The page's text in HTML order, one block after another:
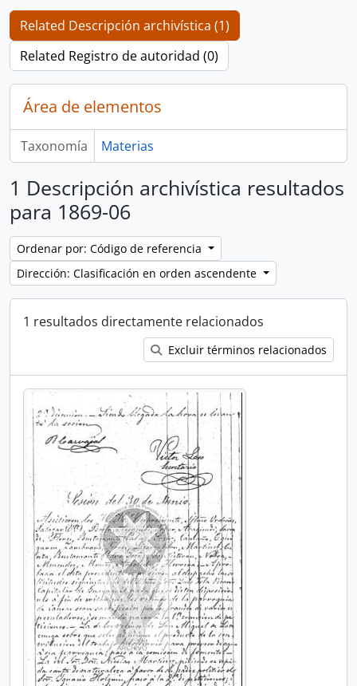
Related Descripción archivística (1)
Related Registro de autoridad (0)
Área de elementos
Taxonomía Materias
1 Descripción archivística resultados
para 1869-06
Ordenar por: Código de referencia
Dirección: Clasificación en orden ascendente
1 resultados directamente relacionados
Excluir términos relacionados